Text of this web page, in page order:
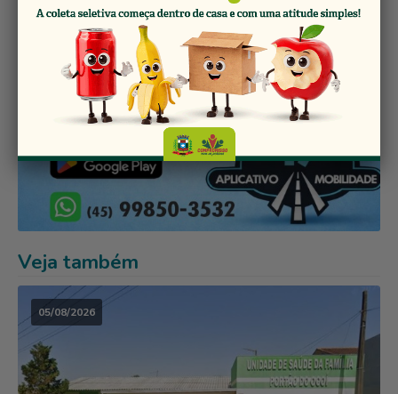
Veja também
05/08/2026